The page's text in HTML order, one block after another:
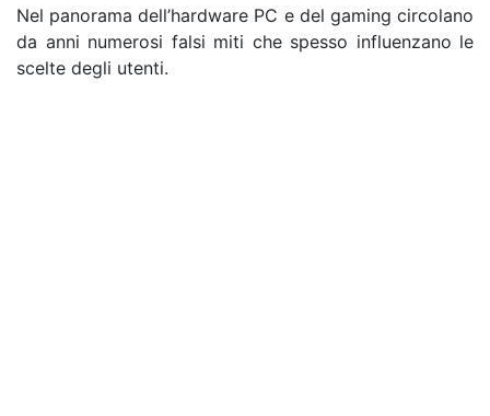
Nel panorama dell’hardware PC e del gaming circolano
da anni numerosi falsi miti che spesso influenzano le
scelte degli utenti.